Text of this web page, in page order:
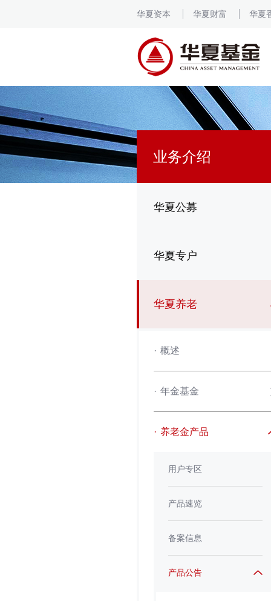
华夏资本 华夏财富 华夏
业务介绍
华夏公募
华夏专户
华夏养老
· 概述
· 年金基金
· 养老金产品
用户专区
产品速览
备案信息
产品公告